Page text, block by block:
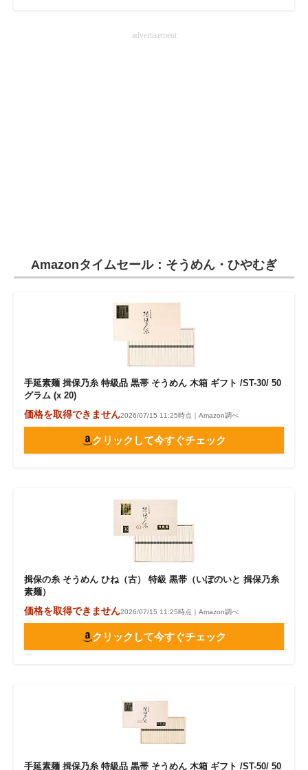
advertisement
Amazonタイムセール：そうめん・ひやむぎ
手延素麺 揖保乃糸 特級品 黒帯 そうめん 木箱 ギフト /ST-30/ 50
グラム (x 20)
価格を取得できません2026/07/15 11:25時点｜Amazon調べ
クリックして今すぐチェック
揖保の糸 そうめん ひね（古） 特級 黒帯（いぼのいと 揖保乃糸
素麺）
価格を取得できません2026/07/15 11:25時点｜Amazon調べ
クリックして今すぐチェック
手延素麺 揖保乃糸 特級品 黒帯 そうめん 木箱 ギフト /ST-50/ 50